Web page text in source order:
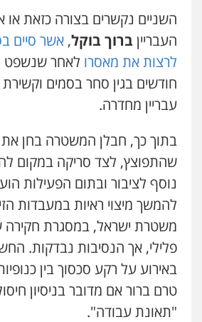
עו"ד ירון גיגי
צווארון לבן
0522249087
525043999
פלילי פשיעה חמורה
מעצרים וחקירות
0526555488
משרד עורכי דין טאי
פלילי אסירים תעבורה
0547556464
השניים נקשרים בצורה כזאת
העבריין ברוך בוקל, אשר סיים
לרצות את מאסרו
חודשים בגין סחר בסמים
עבריין מחדרה.
בתוך כך, חבלן המשטרה בחן את
שהתפוצץ, לצד סריקה במקום
נוסף לציבור ובתום הפעילות
להמשך מיצוי ראיות במעבדות
משטרת ישראל, במסגרת
פלילי, אך הנסיבות נבדקות.
באירוע על רקע סכסוך בין
טרם ברור אם מדובר בניסיון
"תאונת עבודה".
עו"ד דותן דניאלי
פלילי פשיעה חמורה
כלכלית עורכי דין
0542442982
עו"ד שנהב אילון
פלילי
0549475678
עו"ד אורנת קמרון
פלילי תעבורה עורכי
משפחה נוער
0505417090
שני אלגרבלי – משרד
פלילי עורכי דין לענייני
0507120031